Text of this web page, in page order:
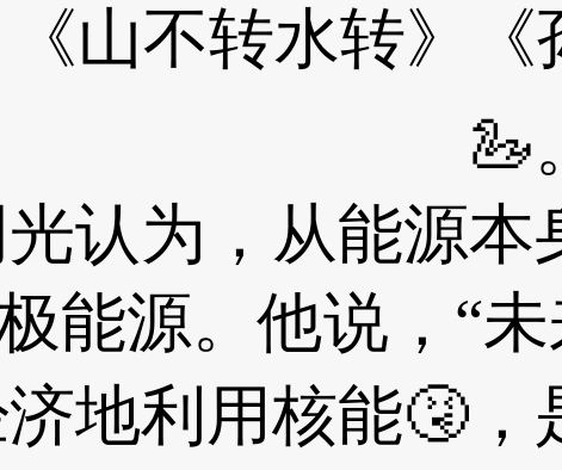
山不转水转》
🦢
为，从能源本
能源。他说，“
地利用核能🤧